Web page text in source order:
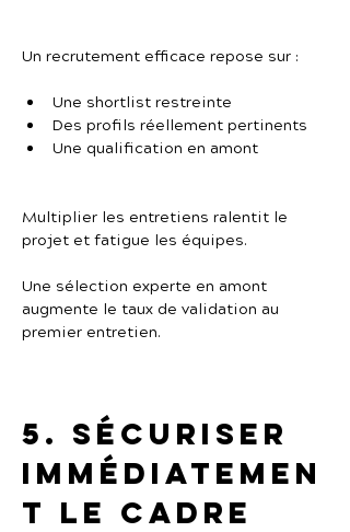
Un recrutement efficace repose sur :
Une shortlist restreinte
Des profils réellement pertinents
Une qualification en amont
Multiplier les entretiens ralentit le
projet et fatigue les équipes.
Une sélection experte en amont
augmente le taux de validation au
premier entretien.
5. Sécuriser
immédiatemen
t le cadre